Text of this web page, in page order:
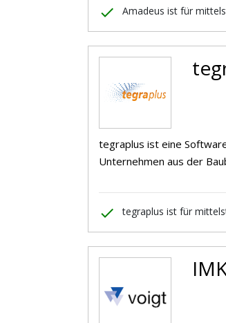
done Amadeus ist für
tegraplus ist eine
Unternehmen aus der
done tegraplus ist für